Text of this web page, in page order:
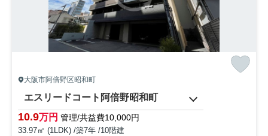
大阪市阿倍野区昭和町
エスリードコート阿倍野昭和町
10.9万円 管理/共益費10,000円
33.97㎡ (1LDK) /築7年 /10階建